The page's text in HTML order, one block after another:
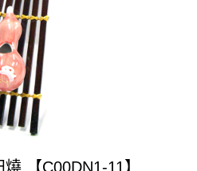
【C00DN1-11】